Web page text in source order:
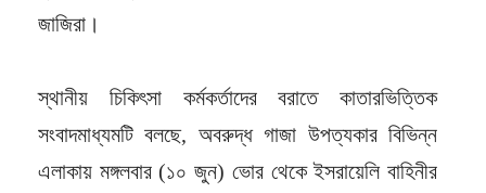
জাজিরা।
স্থানীয় চিকিৎসা কর্মকর্তাদের বরাতে কাতারভিত্তিক
সংবাদমাধ্যমটি বলছে, অবরুদ্ধ গাজা উপত্যকার বিভিন্ন
এলাকায় মঙ্গলবার (১০ জুন) ভোর থেকে ইসরায়েলি বাহিনীর